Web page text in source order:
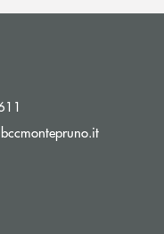
(si apre